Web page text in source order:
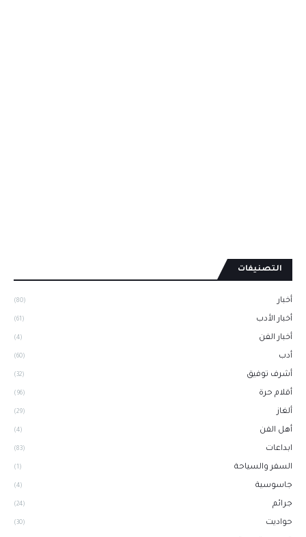
التصنيفات
أخبار (80)
أخبار الأدب (61)
أخبار الفن (4)
أدب (60)
أشرف توفيق (32)
أقلام حرة (96)
ألغاز (29)
أهل الفن (4)
ابداعات (83)
السفر والسياحة (1)
جاسوسية (4)
جرائم (24)
حواديت (30)